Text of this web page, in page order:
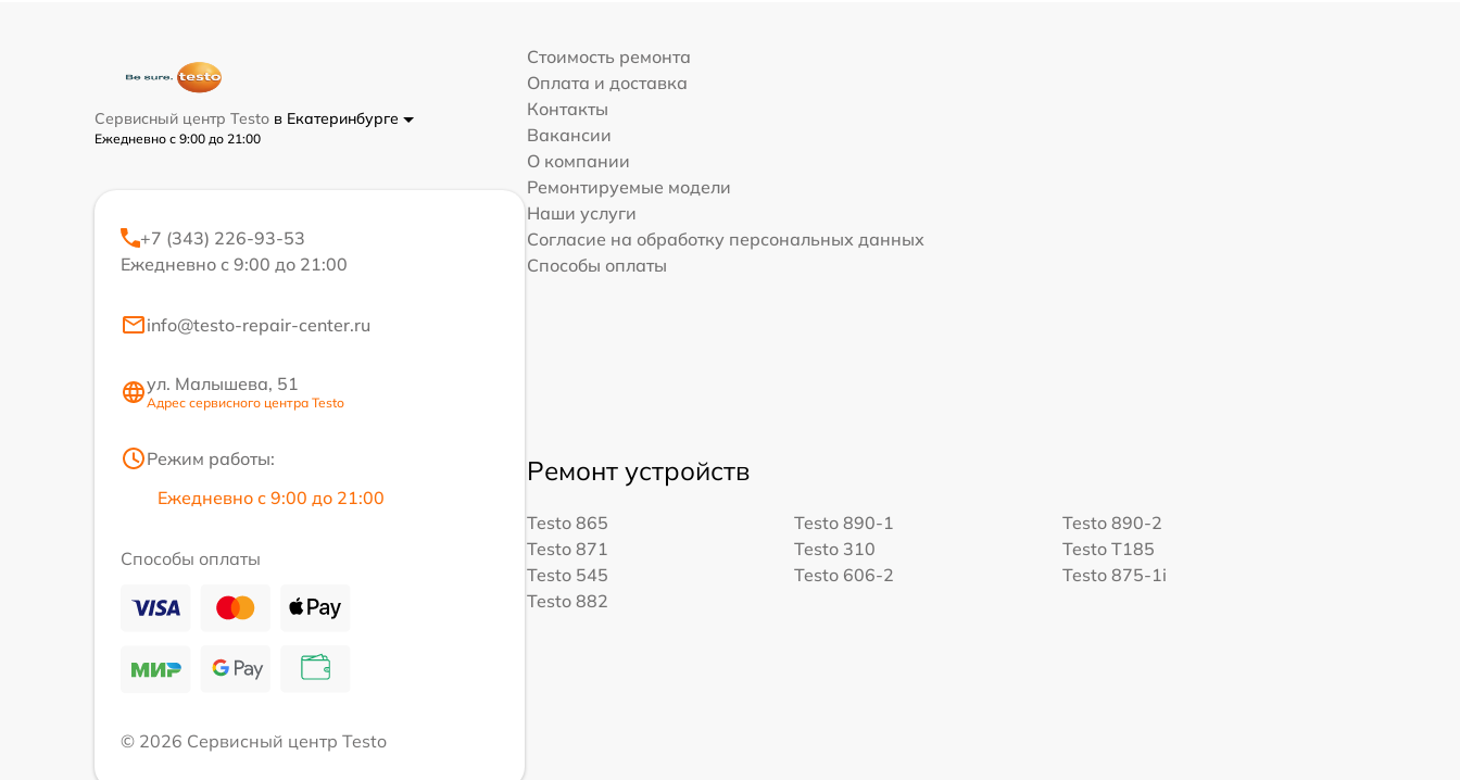
Сервисный центр Testo в Екатеринбурге
Ежедневно с 9:00 до 21:00
+7 (343) 226-93-53
Ежедневно с 9:00 до 21:00
info@testo-repair-center.ru
ул. Малышева, 51
Адрес сервисного центра Testo
Режим работы:
Ежедневно с 9:00 до 21:00
Способы оплаты
© 2026 Сервисный центр Testo
Стоимость ремонта
Оплата и доставка
Контакты
Вакансии
О компании
Ремонтируемые модели
Наши услуги
Согласие на обработку персональных данных
Способы оплаты
Ремонт устройств
Testo 865 Testo 890-1
Testo 890-2
Testo 871
Testo 310
Testo T185
Testo 545
Testo 606-2
Testo 875-1i
Testo 882